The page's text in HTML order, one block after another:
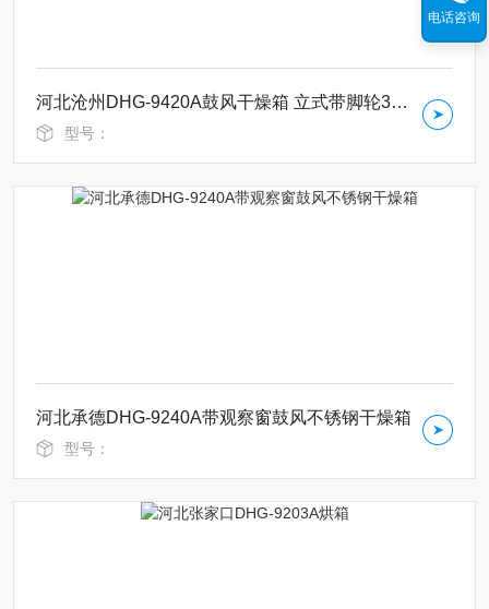
河北沧州DHG-9420A鼓风干燥箱 立式带脚轮300度烘箱
型号：
河北承德DHG-9240A带观察窗鼓风不锈钢干燥箱
型号：
电话咨询